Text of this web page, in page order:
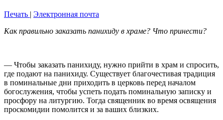
Печать | Электронная почта
Как правильно заказать панихиду в храме? Что принести?
— Чтобы заказать панихиду, нужно прийти в храм и спросить,
где подают на панихиду. Существует благочестивая традиция
в поминальные дни приходить в церковь перед началом
богослужения, чтобы успеть подать поминальную записку и
просфору на литургию. Тогда священник во время освящения
проскомидии помолится и за ваших близких.